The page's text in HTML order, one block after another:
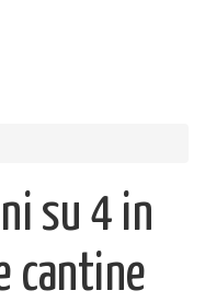
su 4 in
cantine